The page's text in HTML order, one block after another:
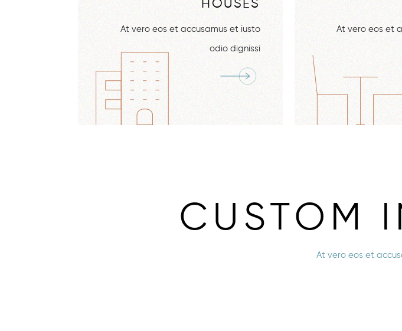
HOUSES
At vero eos et accusamus et iusto
odio dignissi
At vero eos et
CUSTOM
At vero eos et